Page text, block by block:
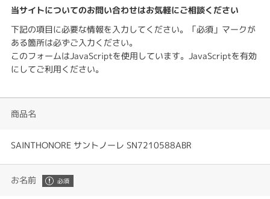
当サイトについてのお問い合わせはお気軽にご相談ください
下記の項目に必要な情報を入力してください。「必須」マークが
ある箇所は必ずご入力ください。
このフォームはJavaScriptを使用しています。JavaScriptを有効
にしてご利用ください。
商品名
SAINTHONORE サントノーレ SN7210588ABR
お名前